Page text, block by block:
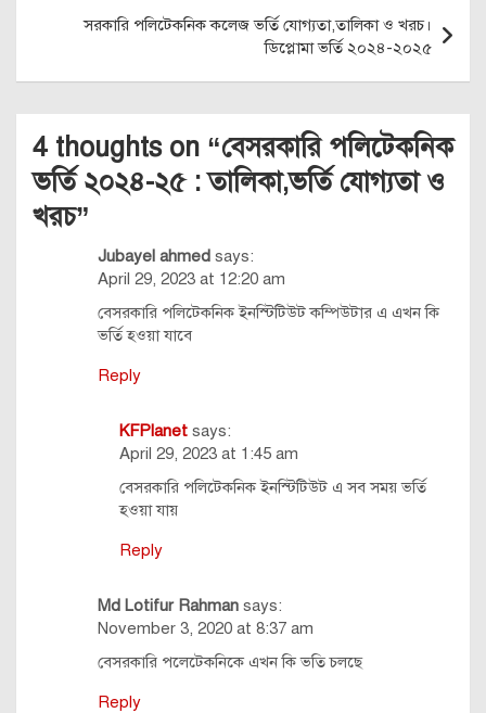
সরকারি পলিটেকনিক কলেজ ভর্তি যোগ্যতা,তালিকা ও খরচ।
ডিপ্লোমা ভর্তি ২০২৪-২০২৫
4 thoughts on “বেসরকারি পলিটেকনিক
ভর্তি ২০২৪-২৫ : তালিকা,ভর্তি যোগ্যতা ও
খরচ”
Jubayel ahmed says:
April 29, 2023 at 12:20 am
বেসরকারি পলিটেকনিক ইনস্টিটিউট কম্পিউটার এ এখন কি
ভর্তি হওয়া যাবে
Reply
KFPlanet says:
April 29, 2023 at 1:45 am
বেসরকারি পলিটেকনিক ইনস্টিটিউট এ সব সময় ভর্তি
হওয়া যায়
Reply
Md Lotifur Rahman says:
November 3, 2020 at 8:37 am
বেসরকারি পলেটেকনিকে এখন কি ভতি চলছে
Reply